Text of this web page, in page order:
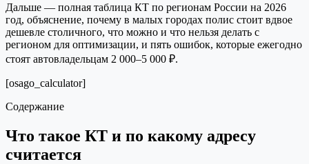
Дальше — полная таблица КТ по регионам России на 2026
год, объяснение, почему в малых городах полис стоит вдвое
дешевле столичного, что можно и что нельзя делать с
регионом для оптимизации, и пять ошибок, которые ежегодно
стоят автовладельцам 2 000–5 000 ₽.
[osago_calculator]
Содержание
Что такое КТ и по какому адресу
считается